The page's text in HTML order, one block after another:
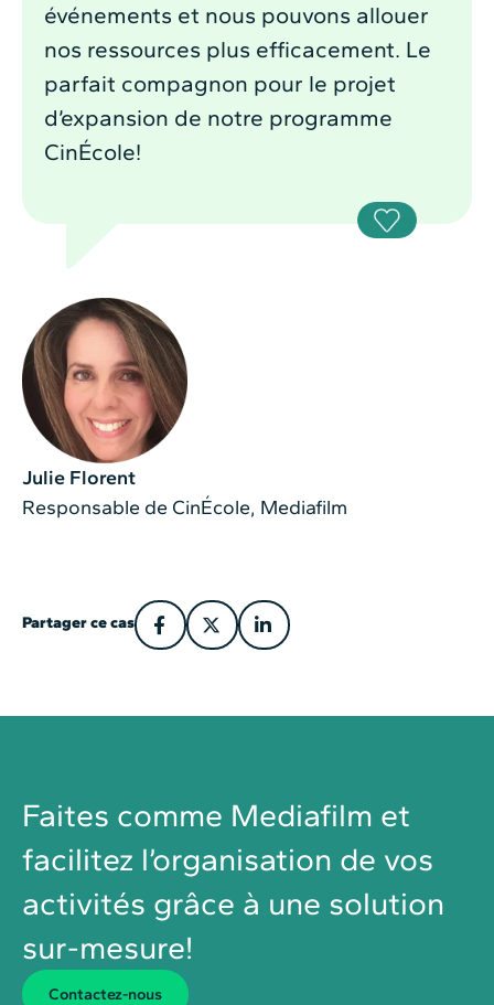
événements et nous pouvons allouer
nos ressources plus efficacement. Le
parfait compagnon pour le projet
d’expansion de notre programme
CinÉcole!
Julie Florent
Responsable de CinÉcole, Mediafilm
Partager ce cas
Faites comme Mediafilm et
facilitez l’organisation de vos
activités grâce à une solution
sur-mesure!
Contactez-nous